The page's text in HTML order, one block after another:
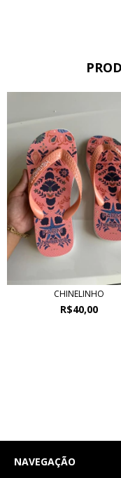
CHINELINHO
R$40,00
NAVEGAÇÃO